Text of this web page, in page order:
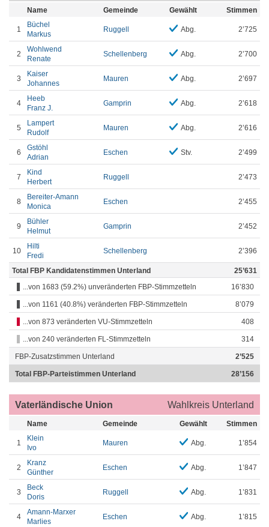
Name Gemeinde Gewählt Stimmen
1
Büchel
Markus
Ruggell Abg. 2’725
2
Wohlwend
Renate
Schellenberg Abg. 2’700
3
Kaiser
Johannes
Mauren Abg. 2’697
4
Heeb
Franz J.
Gamprin Abg. 2’618
5
Lampert
Rudolf
Mauren Abg. 2’616
6
Gstöhl
Adrian
Eschen Stv. 2’499
7
Kind
Herbert
Ruggell 2’473
8
Bereiter-Amann
Monica
Eschen 2’455
9
Bühler
Helmut
Gamprin 2’452
10
Hilti
Fredi
Schellenberg 2’396
Total FBP Kandidatenstimmen Unterland
25’631
...von 1683 (59.2%) unveränderten FBP-Stimmzetteln
16’830
...von 1161 (40.8%) veränderten FBP-Stimmzetteln 8’079
...von 873 veränderten VU-Stimmzetteln 408
...von 240 veränderten FL-Stimmzetteln 314
FBP-Zusatzstimmen Unterland 2’525
Total FBP-Parteistimmen Unterland 28’156
Vaterländische Union Wahlkreis Unterland
Name Gemeinde Gewählt Stimmen
1
Klein
Ivo
Mauren Abg. 1’854
2
Kranz
Günther
Eschen Abg. 1’847
3
Beck
Doris
Ruggell Abg. 1’831
4
Amann-Marxer
Marlies
Eschen Abg. 1’815